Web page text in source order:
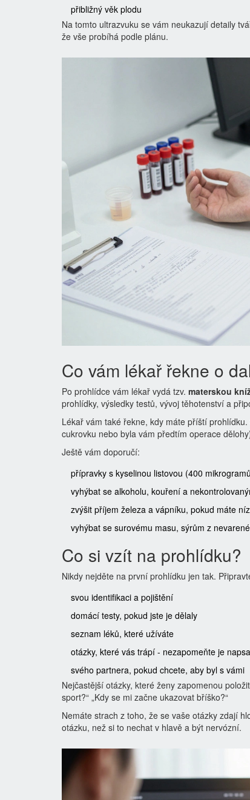
přibližný věk plodu
Na tomto ultrazvuku se vám neukazují detaily
že vše probíhá podle plánu.
Co vám lékař řekne o
Po prohlídce vám lékař vydá tzv. materskou
prohlídky, výsledky testů, vývoj těhotenství a
Lékař vám také řekne, kdy máte příští
cukrovku nebo byla vám předtím operace
Ještě vám doporučí:
přípravky s kyselinou listovou (400
vyhýbat se alkoholu, kouření a
zvýšit příjem železa a vápníku, pokud máte
vyhýbat se surovému masu, sýrům z
Co si vzít na prohlídku?
Nikdy nejděte na první prohlídku jen tak.
svou identifikaci a pojištění
domácí testy, pokud jste je dělaly
seznam léků, které užíváte
otázky, které vás trápí - nezapomeňte je
svého partnera, pokud chcete, aby byl s vámi
Nejčastější otázky, které ženy zapomenou
sport?“ „Kdy se mi začne ukazovat bříško?“
Nemáte strach z toho, že se vaše otázky zdají
otázku, než si to nechat v hlavě a být nervózní.